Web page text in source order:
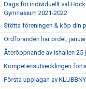
Dags för individuellt val
Gymnasium 2021-2022
Stötta föreningen & köp din
Ordföranden har ordet,
Återöppnande av ishallen 25
Kompetensutvecklingen
Första upplagan av